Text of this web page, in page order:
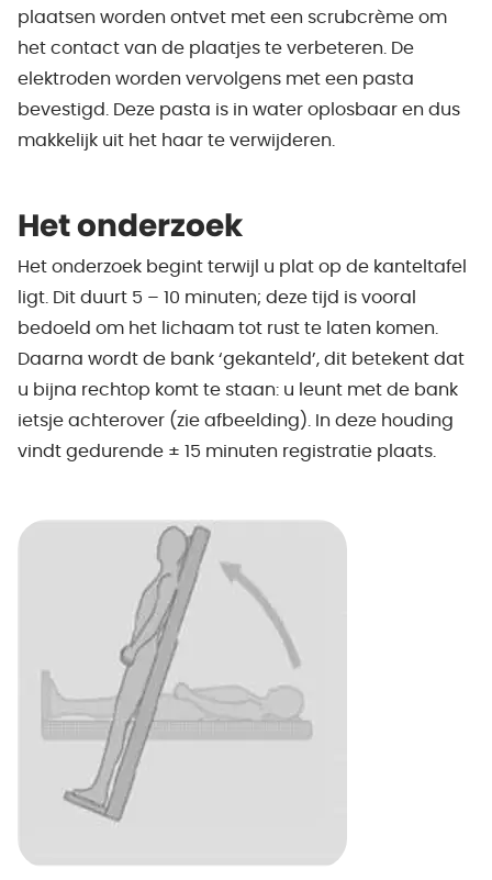
plaatsen worden ontvet met een scrubcrème om
het contact van de plaatjes te verbeteren. De
elektroden worden vervolgens met een pasta
bevestigd. Deze pasta is in water oplosbaar en dus
makkelijk uit het haar te verwijderen.
Het onderzoek
Het onderzoek begint terwijl u plat op de kanteltafel
ligt. Dit duurt 5 – 10 minuten; deze tijd is vooral
bedoeld om het lichaam tot rust te laten komen.
Daarna wordt de bank ‘gekanteld’, dit betekent dat
u bijna rechtop komt te staan: u leunt met de bank
ietsje achterover (zie afbeelding). In deze houding
vindt gedurende ± 15 minuten registratie plaats.